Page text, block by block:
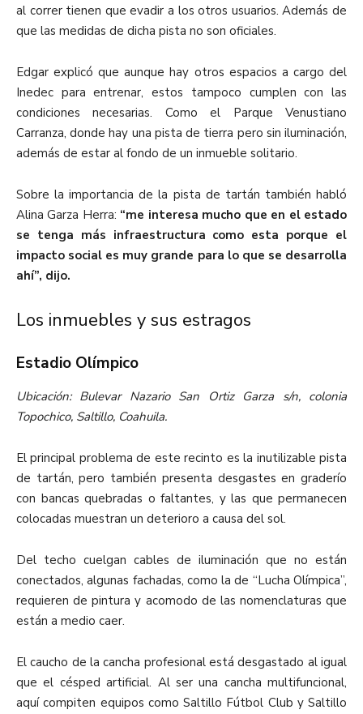
al correr tienen que evadir a los otros usuarios. Además de
que las medidas de dicha pista no son oficiales.
Edgar explicó que aunque hay otros espacios a cargo del
Inedec para entrenar, estos tampoco cumplen con las
condiciones necesarias. Como el Parque Venustiano
Carranza, donde hay una pista de tierra pero sin iluminación,
además de estar al fondo de un inmueble solitario.
Sobre la importancia de la pista de tartán también habló
Alina Garza Herra: “me interesa mucho que en el estado
se tenga más infraestructura como esta porque el
impacto social es muy grande para lo que se desarrolla
ahí”, dijo.
Los inmuebles y sus estragos
Estadio Olímpico
Ubicación: Bulevar Nazario San Ortiz Garza s/n, colonia
Topochico, Saltillo, Coahuila.
El principal problema de este recinto es la inutilizable pista
de tartán, pero también presenta desgastes en graderío
con bancas quebradas o faltantes, y las que permanecen
colocadas muestran un deterioro a causa del sol.
Del techo cuelgan cables de iluminación que no están
conectados, algunas fachadas, como la de “Lucha Olímpica”,
requieren de pintura y acomodo de las nomenclaturas que
están a medio caer.
El caucho de la cancha profesional está desgastado al igual
que el césped artificial. Al ser una cancha multifuncional,
aquí compiten equipos como Saltillo Fútbol Club y Saltillo